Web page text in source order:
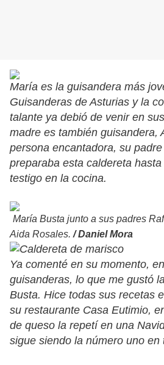
María es la guisandera más
Guisanderas de Asturias y la
talante ya debió de venir en
madre es también guisandera,
persona encantadora, su
preparaba esta caldereta
testigo en la cocina.
María Busta junto a sus padres
Aida Rosales. / Daniel Mora
Ya comenté en su momento,
guisanderas, lo que me gustó
Busta. Hice todas sus recetas
su restaurante Casa Eutimio,
de queso la repetí en una
sigue siendo la número uno en